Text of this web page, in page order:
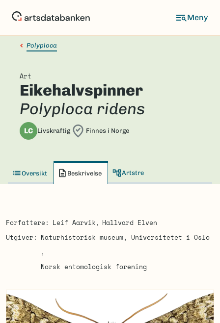
Polyploca
Art
Eikehalvspinner
Polyploca ridens
LC Livskraftig Finnes i Norge
Oversikt Beskrivelse Artstre
Forfattere Leif Aarvik
Hallvard Elven
Utgiver
Naturhistorisk museum, Universitetet i Oslo
Norsk entomologisk forening